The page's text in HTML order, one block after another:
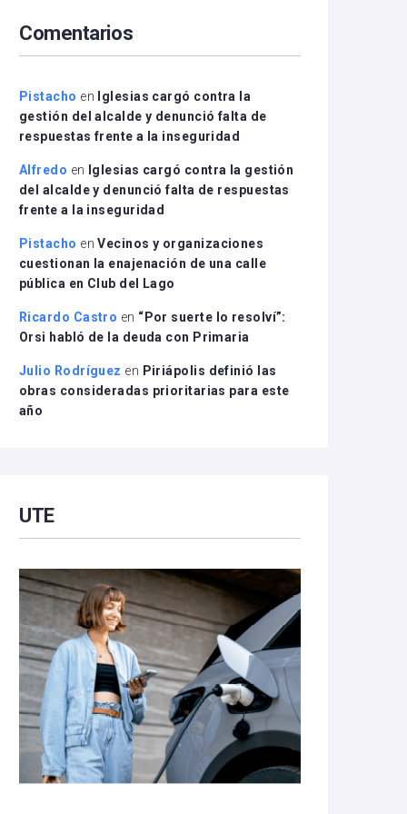
disminuir
el
Comentarios
Pistacho en
Iglesias cargó contra la
gestión del alcalde y denunció falta de
respuestas frente a la inseguridad
Alfredo en
Iglesias cargó contra la gestión
del alcalde y denunció falta de respuestas
frente a la inseguridad
Pistacho enVecinos y organizaciones
cuestionan la enajenación de una calle
pública en Club del Lago
Ricardo Castro en “Por suerte lo resolví”:
Orsi habló de la deuda con Primaria
Julio Rodríguez en Piriápolis definió las
obras consideradas prioritarias para este
año
UTE